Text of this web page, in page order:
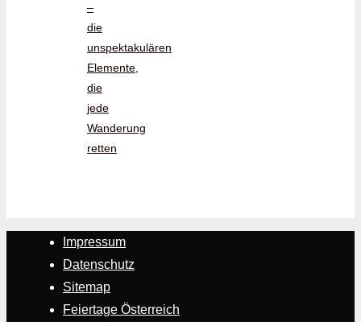
–
die
unspektakulären
Elemente,
die
jede
Wanderung
retten
Impressum
Datenschutz
Sitemap
Feiertage Österreich